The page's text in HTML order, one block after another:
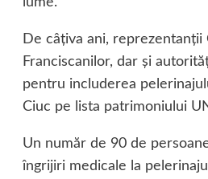
De câţiva ani, reprezentanţii
Franciscanilor, dar şi
pentru includerea
Ciuc pe lista patrimoniului
Un număr de 90 de
îngrijiri medicale la